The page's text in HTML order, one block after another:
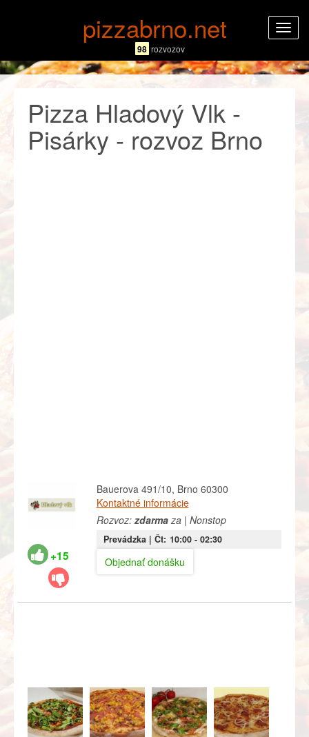
pizzabrno.net
98 rozvozov
Pizza Hladový Vlk -
Pisárky - rozvoz Brno
+15
Bauerova 491/10, Brno 60300
Kontaktné informácie
Rozvoz:zdarmaza | Nonstop
Prevádzka | Čt: 10:00- 02:30
Objednať donášku